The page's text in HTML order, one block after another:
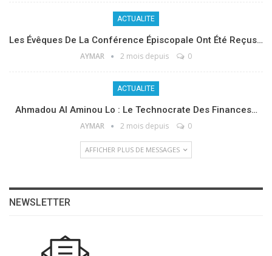
ACTUALITE
Les Évêques De La Conférence Épiscopale Ont Été Reçus…
AYMAR 2 mois depuis 0
ACTUALITE
Ahmadou Al Aminou Lo : Le Technocrate Des Finances…
AYMAR 2 mois depuis 0
AFFICHER PLUS DE MESSAGES
NEWSLETTER